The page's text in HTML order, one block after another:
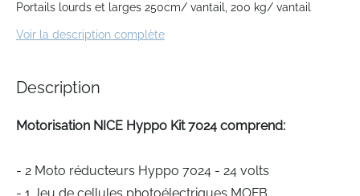
images
Portails lourds et larges 250cm/ vantail, 200 kg/ vantail
Voir la description complète
Description
Motorisation NICE Hyppo Kit 7024 comprend:
- 2 Moto réducteurs Hyppo 7024 - 24 volts